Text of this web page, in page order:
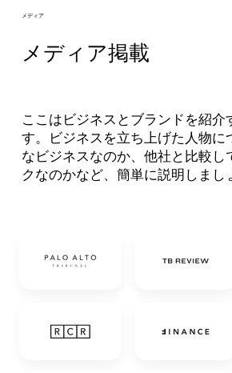
メディア
メディア掲載
ここはビジネスとブランドを紹介
す。ビジネスを立ち上げた人物に
なビジネスなのか、他社と比較し
クなのかなど、簡単に説明しまし